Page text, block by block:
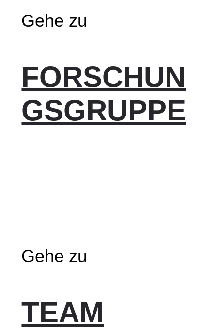
Gehe zu
FORSCHUN
GSGRUPPE
Gehe zu
TEAM